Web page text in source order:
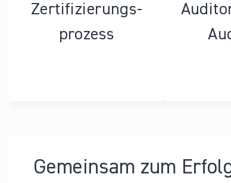
Zertifizierungs­
prozess
Gemeinsam zum